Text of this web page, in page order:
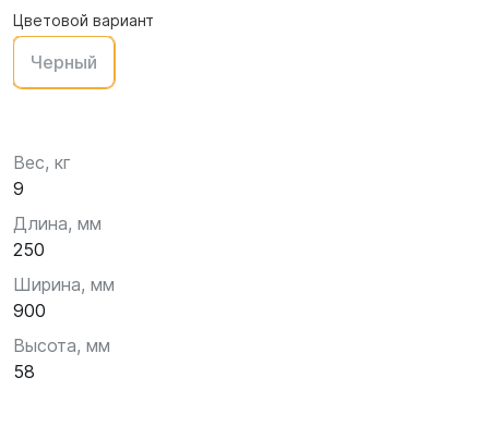
Цветовой вариант
Черный
Вес, кг
9
Длина, мм
250
Ширина, мм
900
Высота, мм
58